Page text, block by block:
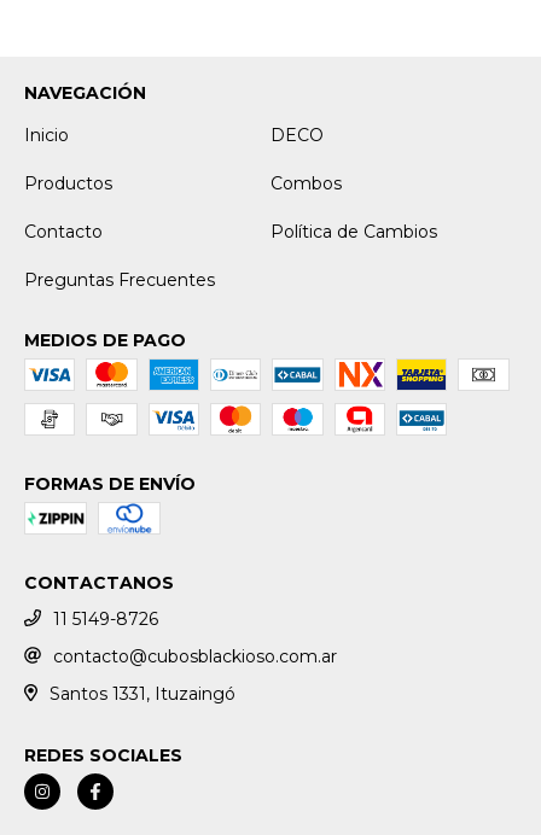
NAVEGACIÓN
Inicio
DECO
Productos Combos
Contacto Política de Cambios
Preguntas Frecuentes
MEDIOS DE PAGO
FORMAS DE ENVÍO
CONTACTANOS
11 5149-8726
contacto@cubosblackioso.com.ar
Santos 1331, Ituzaingó
REDES SOCIALES